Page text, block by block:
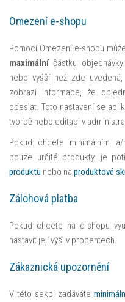
Omezení e-shopu
Pomocí Omezení e-shopu
maximálníčástku
nebo vyšší než zde
zobrazí informace, že
odeslat. Toto nastavení se
tvorbě nebo editaci v
Pokud chcete minimálním
pouze určité produkty, je
produktu nebo na produktové
Zálohová platba
Pokud chcete na e-shopu
nastavit její výši v procentech.
Zákaznická upozornění
V této sekci zadáváte